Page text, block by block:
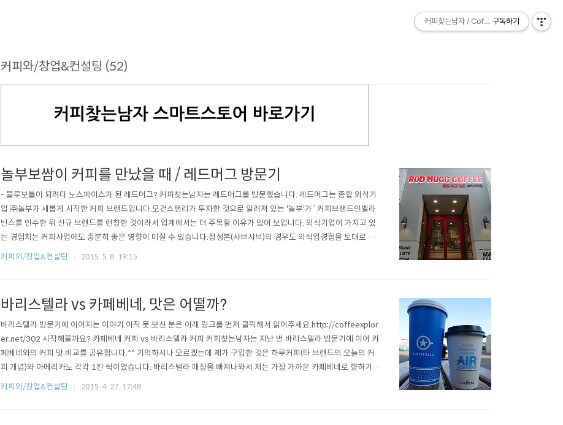
커피와/창업&컨설팅 (52)
커피찾는남자 / Coffee Explorer
구독하기
놀부보쌈이 커피를 만났을 때 / 레드머그 방문기
- 블루보틀이 되려다 노스페이스가 된 레드머그? 커피찾는남자는 레드머그를 방문했습니다. 레드머그는 종합 외식기
업 ㈜놀부가 새롭게 시작한 커피 브랜드입니다.모건스탠리가 투자한 것으로 알려져 있는 '놀부'가`커피브랜드인벨라
빈스를 인수한 뒤 신규 브랜드를 런칭한 것이라서 업계에서는 더 주목할 이유가 있어 보입니다. 외식기업이 가지고 있
는 경험치는 커피사업에도 충분히 좋은 영향이 미칠 수 있습니다.정성본(샤브샤브)의 경우도 외식업경험을 토대로 커
피 브랜드를만들고 중국에서 성공적으로 사업을 하고 있죠. 인터넷 기사를 통해서 만났던 레드머그의 BI는 뭐랄까... 의
커피와/창업&컨설팅 2015. 5. 8. 19:15
바리스텔라 vs 카페베네, 맛은 어떨까?
바리스텔라 방문기에 이어지는 이야기.아직 못 보신 분은 아래 링크를 먼저 클릭해서 읽어주세요.http://coffeexplor
er.net/302 시작해볼까요? 카페베네 커피 vs 바리스텔라 커피 커피찾는남자는 지난 번 바리스텔라 방문기에 이어 카
페베네와의 커피 맛 비교를 공유합니다.^^ 기억하시나 모르겠는데 제가 구입한 것은 하루커피(타 브랜드의 오늘의 커
피 개념)와 아메리카노 각각 1잔 씩이었습니다. 바리스텔라 매장을 빠져나와서 저는 가장 가까운 카페베네로 향하기로
마음 먹었습니다. 일단 바리스텔라의 위치부터 지도에서 살펴볼까요? 홍대 인근 카페베네의 지도입니다. 바리스텔라
커피와/창업&컨설팅 2015. 4. 27. 17:48
커피찾는남자 / Coffee Explorer
구독하기